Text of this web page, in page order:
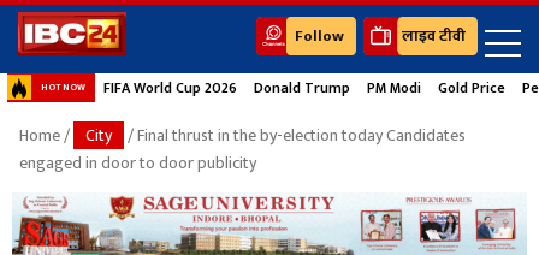
Follow लाइव टीवी
HOT NOW FIFA World Cup 2026 Donald Trump PM Modi Gold Price
Home/ City / Final thrust in the by-election today Candidates
engaged in door to door publicity